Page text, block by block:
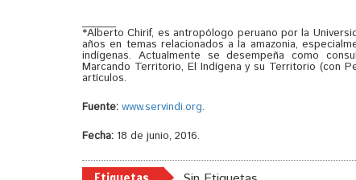
*Alberto Chirif, es antropólogo peruano por la
años en temas relacionados a la amazonia,
indígenas. Actualmente se desempeña como
Marcando Territorio, El Indígena y su Territorio (con
artículos.
Fuente: www.servindi.org.
Fecha: 18 de junio, 2016.